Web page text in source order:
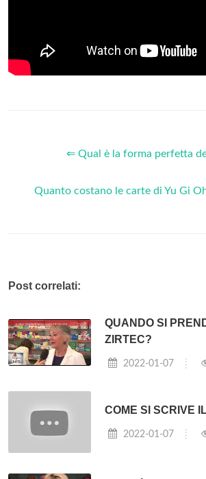
⇐ Qual è la forma perfetta
Quanto costano le carte di Yu Gi
Post correlati:
QUANDO SI
ZIRTEC?
2022-01-07
COME SI SCRIVE
2022-01-07